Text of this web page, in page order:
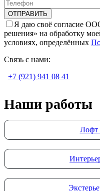
Я даю своё согласие
решения» на обработку
условиях, определённых
Связь с нами:
+7 (921) 941 08 41
Наши работы
Лофт